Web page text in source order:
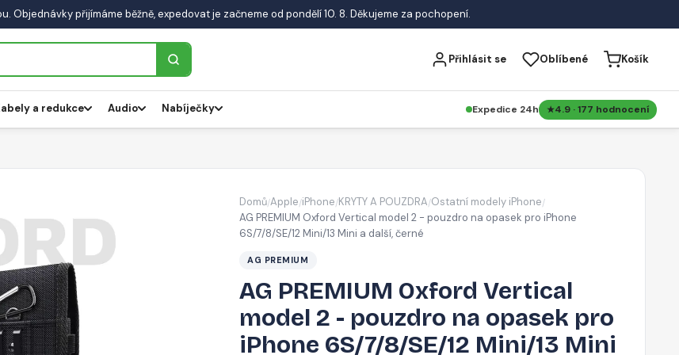
Objednávky přijímáme běžně, expedovat je začneme od pondělí 10. 8. Děkujeme za pochopení.
Přihlásit se Oblíbené Košík
a redukce Audio Nabíječky Expedice 24h 4.9 · 177 hodnocení
Domů/Apple/iPhone/KRYTY A POUZDRA/Ostatní modely iPhone/
AG PREMIUM Oxford Vertical model 2 - pouzdro na opasek pro iPhone
6S/7/8/SE/12 Mini/13 Mini a další, černé
AG PREMIUM
AG PREMIUM Oxford Vertical
model 2 - pouzdro na opasek pro
iPhone 6S/7/8/SE/12 Mini/13 Mini